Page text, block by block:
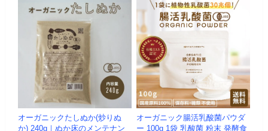
オーガニックたしぬか(炒りぬ
か) 240g｜ぬか床のメンテナン
オーガニック腸活乳酸菌パウダ
ー 100g 1袋 乳酸菌 粉末 発酵食